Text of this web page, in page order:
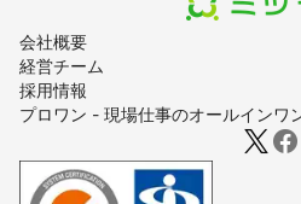
会社概要
経営チーム
採用情報
プロワン - 現場仕事のオールインワ